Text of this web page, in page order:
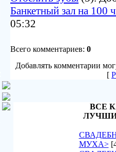
Банкетный зал на 100
05:32
Всего комментариев: 0
Добавлять комментарии
[
ВСЕ
МУХА>